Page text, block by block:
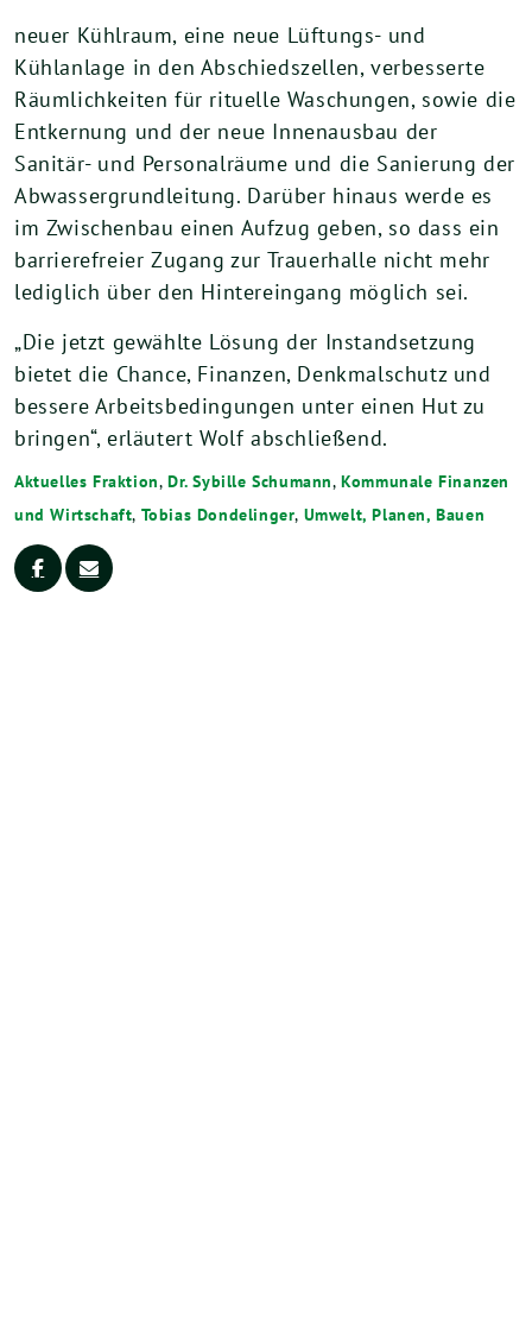
neuer Kühlraum, eine neue Lüftungs- und
Kühlanlage in den Abschiedszellen, verbesserte
Räumlichkeiten für rituelle Waschungen, sowie die
Entkernung und der neue Innenausbau der
Sanitär- und Personalräume und die Sanierung der
Abwassergrundleitung. Darüber hinaus werde es
im Zwischenbau einen Aufzug geben, so dass ein
barrierefreier Zugang zur Trauerhalle nicht mehr
lediglich über den Hintereingang möglich sei.
„Die jetzt gewählte Lösung der Instandsetzung
bietet die Chance, Finanzen, Denkmalschutz und
bessere Arbeitsbedingungen unter einen Hut zu
bringen“, erläutert Wolf abschließend.
Aktuelles Fraktion,Dr. Sybille Schumann,Kommunale Finanzen
und Wirtschaft, Tobias Dondelinger, Umwelt, Planen, Bauen